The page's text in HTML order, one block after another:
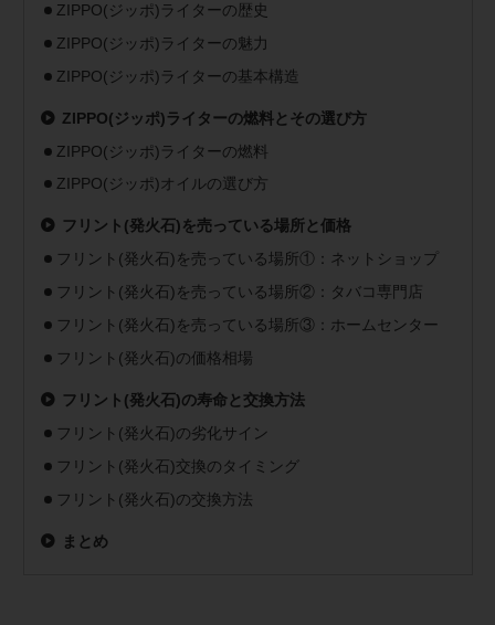
ZIPPO(ジッポ)ライターの歴史
ZIPPO(ジッポ)ライターの魅力
ZIPPO(ジッポ)ライターの基本構造
ZIPPO(ジッポ)ライターの燃料とその選び方
ZIPPO(ジッポ)ライターの燃料
ZIPPO(ジッポ)オイルの選び方
フリント(発火石)を売っている場所と価格
フリント(発火石)を売っている場所①：ネットショップ
フリント(発火石)を売っている場所②：タバコ専門店
フリント(発火石)を売っている場所③：ホームセンター
フリント(発火石)の価格相場
フリント(発火石)の寿命と交換方法
フリント(発火石)の劣化サイン
フリント(発火石)交換のタイミング
フリント(発火石)の交換方法
まとめ